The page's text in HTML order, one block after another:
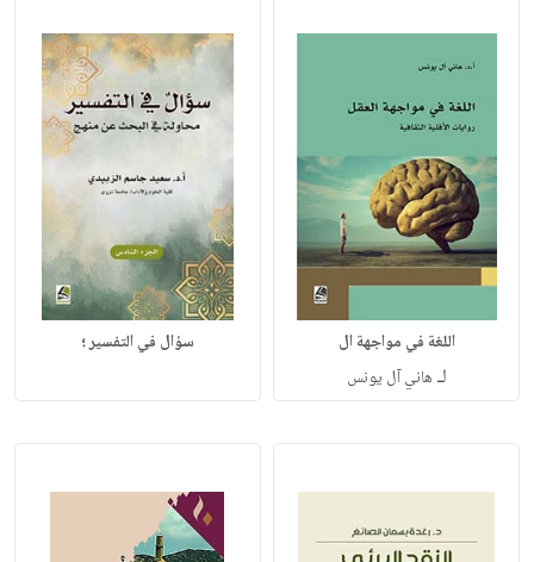
اللغة في مواجهة ال
لـ هاني آل يونس
سؤال في التفسير ؛